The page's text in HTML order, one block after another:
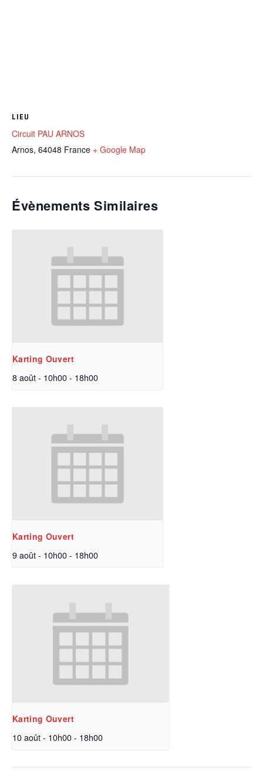
LIEU
Circuit PAU ARNOS
Arnos, 64048 France + Google Map
Évènements Similaires
Karting Ouvert
8 août - 10h00- 18h00
Karting Ouvert
9 août - 10h00- 18h00
Karting Ouvert
10 août - 10h00- 18h00